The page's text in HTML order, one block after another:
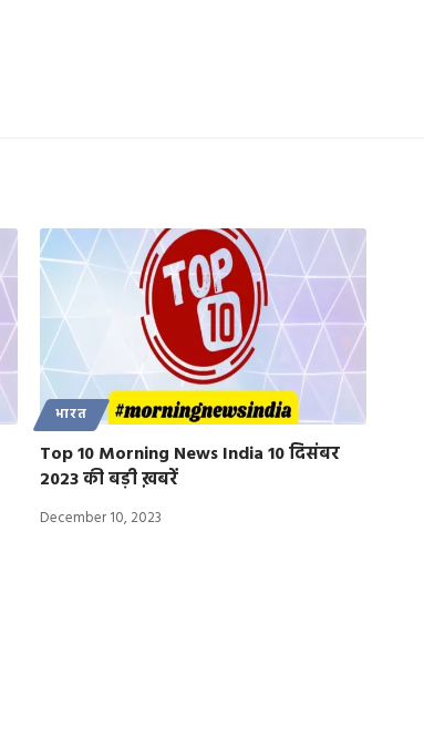
भारत
Top 10 Morning News India 10 दिसंबर
2023 की बड़ी ख़बरें
December 10, 2023